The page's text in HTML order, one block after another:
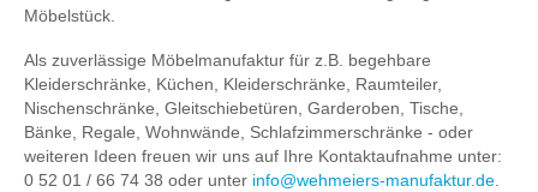
Möbelstück.
Als zuverlässige Möbelmanufaktur für z.B. begehbare
Kleiderschränke, Küchen, Kleiderschränke, Raumteiler,
Nischenschränke, Gleitschiebetüren, Garderoben, Tische,
Bänke, Regale, Wohnwände, Schlafzimmerschränke - oder
weiteren Ideen freuen wir uns auf Ihre Kontaktaufnahme unter:
0 52 01 / 66 74 38 oder unter info@wehmeiers-manufaktur.de.